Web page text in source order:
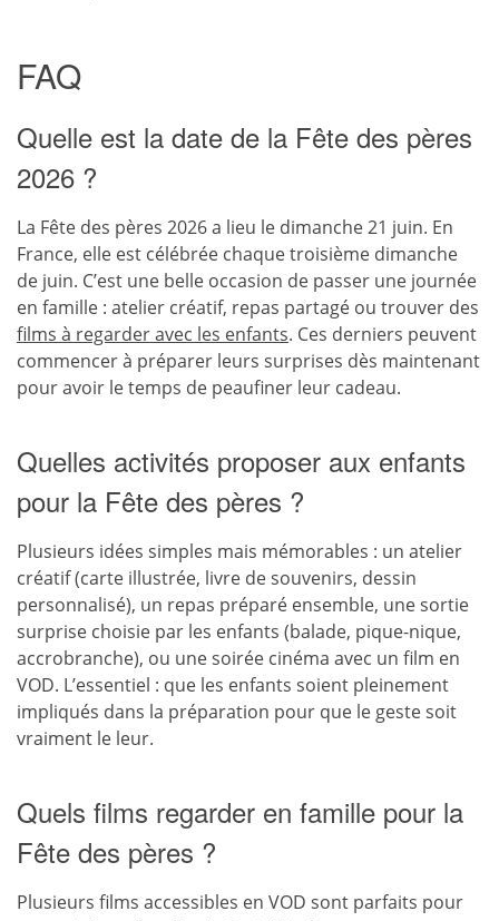
FAQ
Quelle est la date de la Fête des pères
2026 ?
La Fête des pères 2026 a lieu le dimanche 21 juin. En
France, elle est célébrée chaque troisième dimanche
de juin. C’est une belle occasion de passer une journée
en famille : atelier créatif, repas partagé ou trouver des
films à regarder avec les enfants. Ces derniers peuvent
commencer à préparer leurs surprises dès maintenant
pour avoir le temps de peaufiner leur cadeau.
Quelles activités proposer aux enfants
pour la Fête des pères ?
Plusieurs idées simples mais mémorables : un atelier
créatif (carte illustrée, livre de souvenirs, dessin
personnalisé), un repas préparé ensemble, une sortie
surprise choisie par les enfants (balade, pique-nique,
accrobranche), ou une soirée cinéma avec un film en
VOD. L’essentiel : que les enfants soient pleinement
impliqués dans la préparation pour que le geste soit
vraiment le leur.
Quels films regarder en famille pour la
Fête des pères ?
Plusieurs films accessibles en VOD sont parfaits pour